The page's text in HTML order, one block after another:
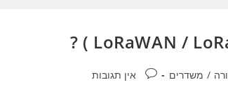
/ משדרים תגובות:אין תגובות